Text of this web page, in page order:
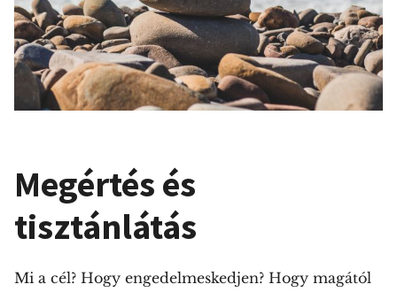
Megértés és
tisztánlátás
Mi a cél? Hogy engedelmeskedjen? Hogy magától